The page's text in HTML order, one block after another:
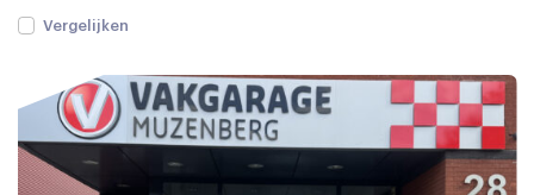
Vergelijken